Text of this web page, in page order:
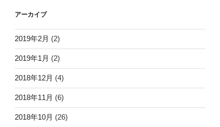
アーカイブ
2019年2月 (2)
2019年1月 (2)
2018年12月 (4)
2018年11月 (6)
2018年10月 (26)